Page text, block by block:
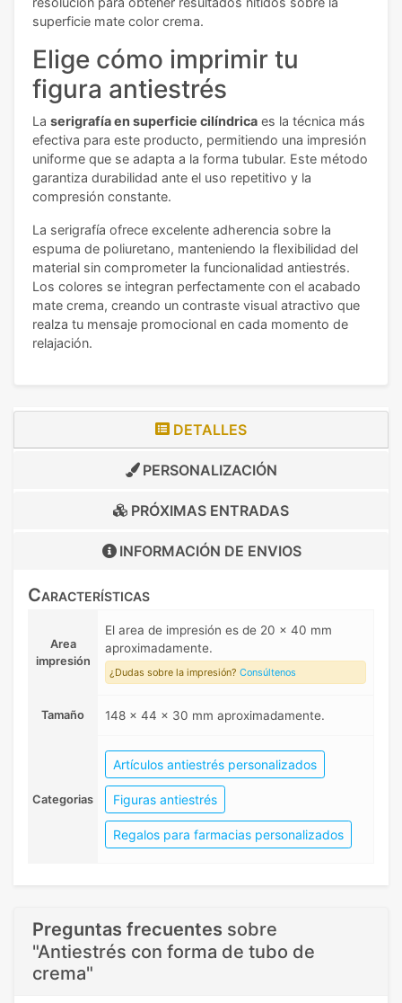
superficie mate color crema.
Elige cómo imprimir tu
figura antiestrés
La serigrafía en superficie cilíndrica es la técnica más
efectiva para este producto, permitiendo una impresión
uniforme que se adapta a la forma tubular. Este método
garantiza durabilidad ante el uso repetitivo y la
compresión constante.
La serigrafía ofrece excelente adherencia sobre la
espuma de poliuretano, manteniendo la flexibilidad del
material sin comprometer la funcionalidad antiestrés.
Los colores se integran perfectamente con el acabado
mate crema, creando un contraste visual atractivo que
realza tu mensaje promocional en cada momento de
relajación.
DETALLES
PERSONALIZACIÓN
PRÓXIMAS ENTRADAS
INFORMACIÓN DE ENVIOS
Características
Area
impresión
El area de impresión es de 20 x 40 mm
aproximadamente.
¿Dudas sobre la impresión? Consúltenos
Tamaño 148 x 44 x 30 mm aproximadamente.
Categorias
Artículos antiestrés personalizados
Figuras antiestrés
Regalos para farmacias personalizados
Preguntas frecuentes sobre
"Antiestrés con forma de tubo de
crema"